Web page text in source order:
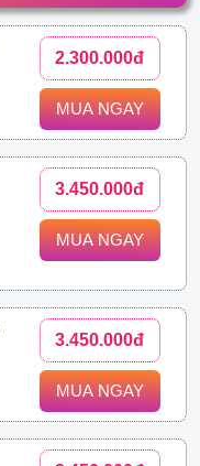
2.300.000đ
MUA NGAY
3.450.000đ
MUA NGAY
3.450.000đ
MUA NGAY